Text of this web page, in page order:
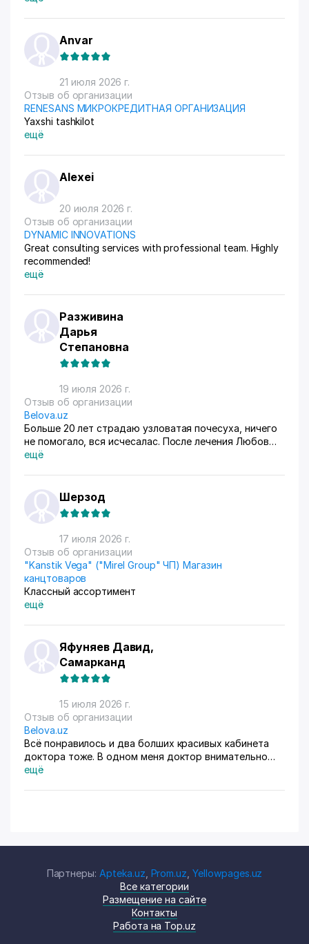
Anvar
21 июля 2026 г.
Отзыв об организации
RENESANS МИКРОКРЕДИТНАЯ ОРГАНИЗАЦИЯ
Yaxshi tashkilot
ещё
Alexei
20 июля 2026 г.
Отзыв об организации
DYNAMIC INNOVATIONS
Great consulting services with professional team. Highly
recommended!
ещё
Разживина
Дарья
Степановна
19 июля 2026 г.
Отзыв об организации
Belova.uz
Больше 20 лет страдаю узловатая почесуха, ничего
не помогало, вся исчесалас. После лечения Любов
Владимировны 90% болячек ушло, сейчас
ещё
Шерзод
17 июля 2026 г.
Отзыв об организации
"Kanstik Vega" ("Mirel Group" ЧП) Магазин
канцтоваров
Классный ассортимент
ещё
Яфуняев Давид,
Самарканд
15 июля 2026 г.
Отзыв об организации
Belova.uz
Всё понравилось и два болших красивых кабинета
доктора тоже. В одном меня доктор внимательно
осмотрела. Там на стенах висят в рамках документы,
ещё
Партнеры: Apteka.uz Prom.uz ,Yellowpages.uz
Все категории
Размещение на сайте
Контакты
Работа на Top.uz